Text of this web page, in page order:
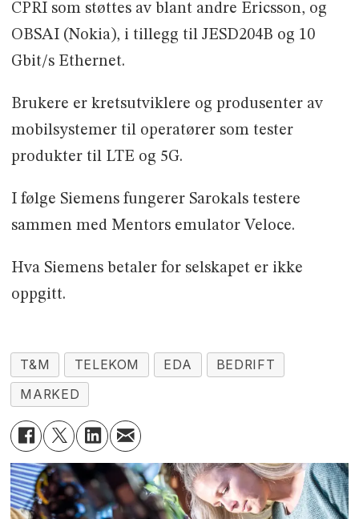
CPRI som støttes av blant andre Ericsson, og
OBSAI (Nokia), i tillegg til JESD204B og 10
Gbit/s Ethernet.
Brukere er kretsutviklere og produsenter av
mobilsystemer til operatører som tester
produkter til LTE og 5G.
I følge Siemens fungerer Sarokals testere
sammen med Mentors emulator Veloce.
Hva Siemens betaler for selskapet er ikke
oppgitt.
T&M TELEKOM EDA
BEDRIFT
MARKED